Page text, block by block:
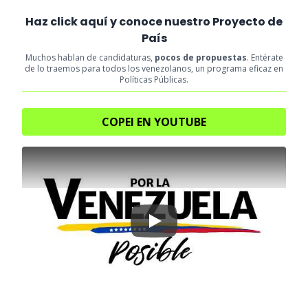
Haz click aquí y conoce nuestro Proyecto de
País
Muchos hablan de candidaturas, pocos de propuestas. Entérate
de lo traemos para todos los venezolanos, un programa eficaz en
Políticas Públicas.
COPEI EN YOUTUBE
Play